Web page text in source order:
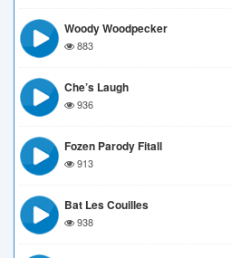
Woody Woodpecker
883
Che’s Laugh
936
Fozen Parody Fitall
913
Bat Les Couilles
938